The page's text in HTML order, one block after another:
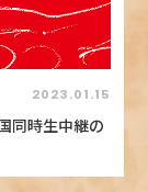
2023.01.15
同時生中継の